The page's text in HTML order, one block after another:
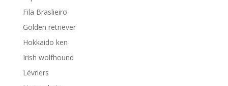
Fila Braslieiro
Golden retriever
Hokkaido ken
Irish wolfhound
Lévriers